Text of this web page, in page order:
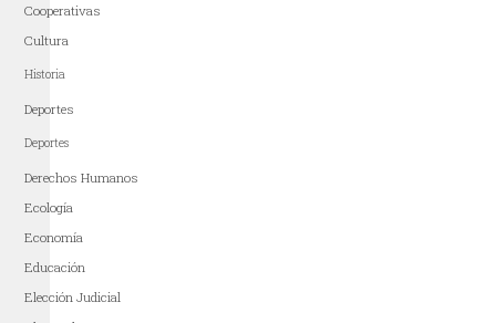
Cooperativas
Cultura
Historia
Deportes
Deportes
Derechos Humanos
Ecología
Economía
Educación
Elección Judicial